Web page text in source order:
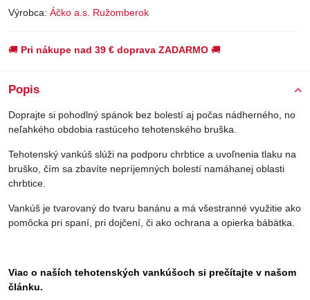
Výrobca: Áčko a.s. Ružomberok
🚚 Pri nákupe nad 39 € doprava ZADARMO 🚚
Popis
Doprajte si pohodlný spánok bez bolestí aj počas nádherného, no
neľahkého obdobia rastúceho tehotenského bruška.
Tehotenský vankúš slúži na podporu chrbtice a uvoľnenia tlaku na
bruško, čím sa zbavíte nepríjemných bolestí namáhanej oblasti
chrbtice.
Vankúš je tvarovaný do tvaru banánu a má všestranné využitie ako
pomôcka pri spaní, pri dojčení, či ako ochrana a opierka bábätka.
Viac o naších tehotenských vankúšoch si prečítajte v našom
článku.